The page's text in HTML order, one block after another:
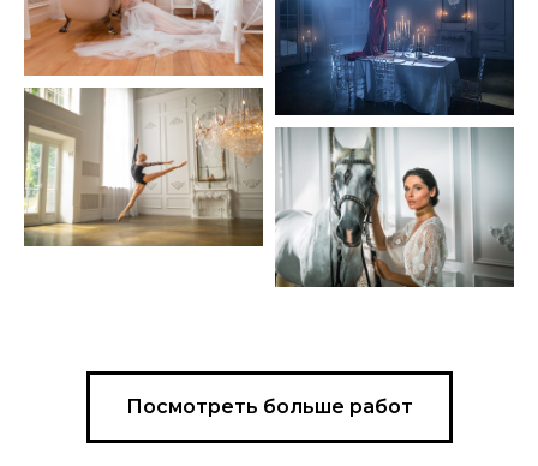
Посмотреть больше работ